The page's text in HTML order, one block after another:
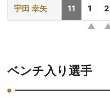
宇田 幸矢 11 1 2
ベンチ入り選手